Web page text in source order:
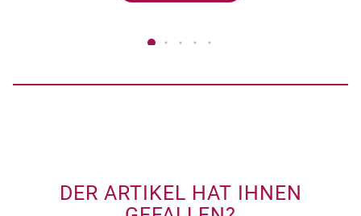
DER ARTIKEL HAT IHNEN